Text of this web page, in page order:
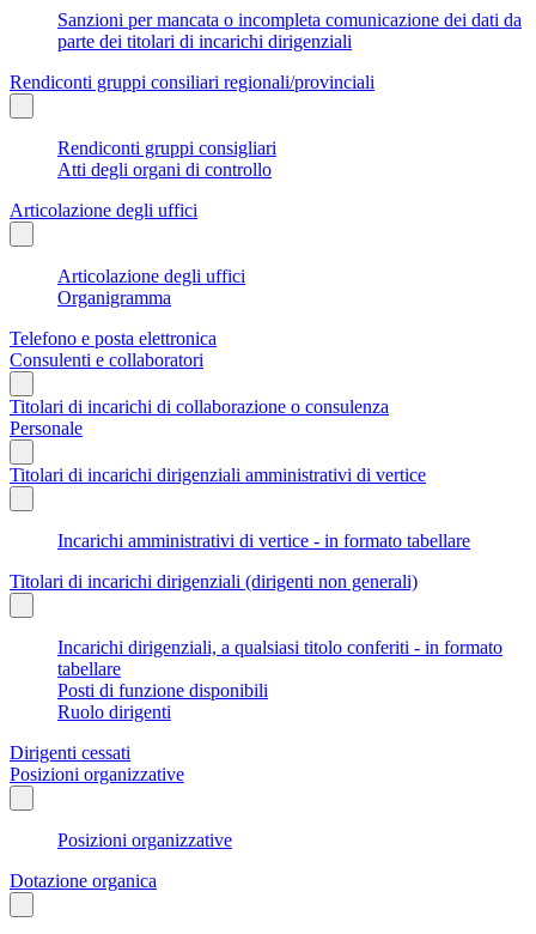
Sanzioni per mancata o incompleta comunicazione dei dati da
parte dei titolari di incarichi dirigenziali
Rendiconti gruppi consiliari regionali/provinciali
Rendiconti gruppi consigliari
Atti degli organi di controllo
Articolazione degli uffici
Articolazione degli uffici
Organigramma
Telefono e posta elettronica
Consulenti e collaboratori
Titolari di incarichi di collaborazione o consulenza
Personale
Titolari di incarichi dirigenziali amministrativi di vertice
Incarichi amministrativi di vertice - in formato tabellare
Titolari di incarichi dirigenziali (dirigenti non generali)
Incarichi dirigenziali, a qualsiasi titolo conferiti - in formato
tabellare
Posti di funzione disponibili
Ruolo dirigenti
Dirigenti cessati
Posizioni organizzative
Posizioni organizzative
Dotazione organica